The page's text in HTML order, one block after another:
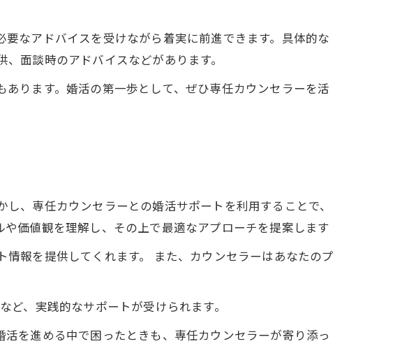
なアドバイスを受けながら着実に前進できます。具体的な
面談時のアドバイスなどがあります。
ります。婚活の第一歩として、ぜひ専任カウンセラーを活
、専任カウンセラーとの婚活サポートを利用することで、
価値観を理解し、その上で最適なアプローチを提案します
報を提供してくれます。 また、カウンセラーはあなたのプ
、実践的なサポートが受けられます。
を進める中で困ったときも、専任カウンセラーが寄り添っ